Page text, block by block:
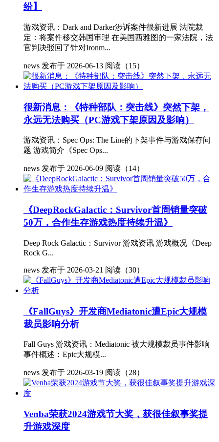
纷】
游戏资讯：Dark and Darker涉诉案件很新进展 法院裁
定：将案件移交韩国审理 在美国西雅图的一家法院，法
官判决驳回了针对Ironm...
news 发布于 2026-06-13 阅读（15）
很新消息：《特种部队：突击线》突然下架，
永远无法购买（PC游戏下架原因及影响）
游戏资讯：Spec Ops: The Line的下架事件与游戏保存问
题 游戏简介《Spec Ops...
news 发布于 2026-06-09 阅读（14）
《DeepRockGalactic：Survivor首周销量突破
50万，合作生存游戏热度持续升温》
Deep Rock Galactic：Survivor 游戏资讯 游戏概况《Deep
Rock G...
news 发布于 2026-03-21 阅读（30）
《FallGuys》开发商Mediatonic遭Epic大规模
裁员影响分析
Fall Guys 游戏资讯：Mediatonic 被大规模裁员事件影响
事件概述：Epic大规模...
news 发布于 2026-03-19 阅读（28）
Venba荣获2024游戏节大奖，获很佳叙事奖提
升游戏深度